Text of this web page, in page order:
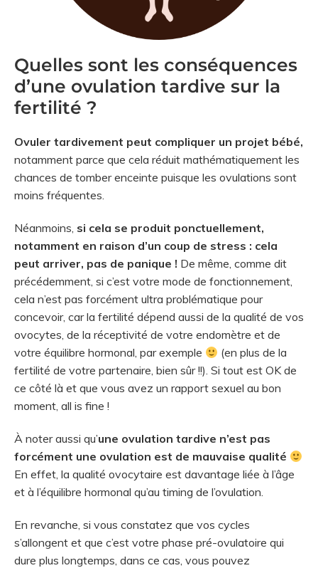
Quelles sont les conséquences
d’une ovulation tardive sur la
fertilité ?
Ovuler tardivement peut compliquer un projet bébé,
notamment parce que cela réduit mathématiquement les
chances de tomber enceinte puisque les ovulations sont
moins fréquentes.
Néanmoins, si cela se produit ponctuellement,
notamment en raison d’un coup de stress : cela
peut arriver, pas de panique ! De même, comme dit
précédemment, si c’est votre mode de fonctionnement,
cela n’est pas forcément ultra problématique pour
concevoir, car la fertilité dépend aussi de la qualité de vos
ovocytes, de la réceptivité de votre endomètre et de
votre équilibre hormonal, par exemple
(en plus de la
fertilité de votre partenaire, bien sûr !!). Si tout est OK de
ce côté là et que vous avez un rapport sexuel au bon
moment, all is fine !
À noter aussi qu’une ovulation tardive n’est pas
forcément une ovulation est de mauvaise qualité
En effet, la qualité ovocytaire est davantage liée à l’âge
et à l’équilibre hormonal qu’au timing de l’ovulation.
En revanche, si vous constatez que vos cycles
s’allongent et que c’est votre phase pré-ovulatoire qui
dure plus longtemps, dans ce cas, vous pouvez